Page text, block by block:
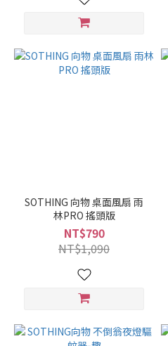
SOTHING 向物 桌面風扇 雨
林PRO 搖頭版
NT$790
NT$1,090